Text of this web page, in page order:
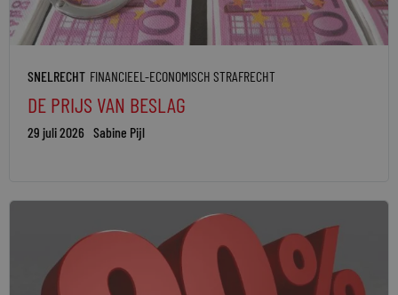
SNELRECHT FINANCIEEL-ECONOMISCH STRAFRECHT
DE PRIJS VAN BESLAG
29 juli 2026 Sabine Pijl